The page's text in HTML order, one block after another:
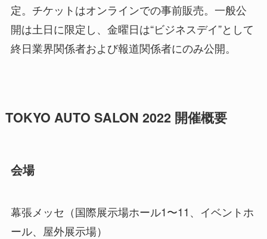
定。チケットはオンラインでの事前販売。一般公
開は土日に限定し、金曜日は“ビジネスデイ”として
終日業界関係者および報道関係者にのみ公開。
TOKYO AUTO SALON 2022 開催概要
会場
幕張メッセ（国際展示場ホール1〜11、イベントホ
ール、屋外展示場）